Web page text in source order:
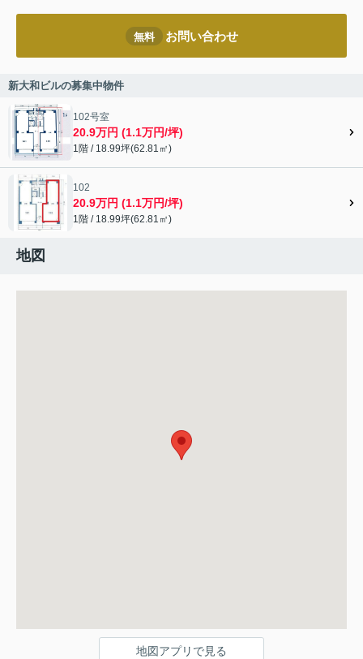
無料 お問い合わせ
新大和ビルの募集中物件
102号室
20.9万円 (1.1万円/坪)
1階 / 18.99坪(62.81㎡)
102
20.9万円 (1.1万円/坪)
1階 / 18.99坪(62.81㎡)
地図
地図アプリで見る